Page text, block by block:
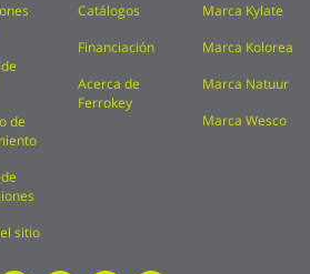
de
sitio
Catálogos
Financiación
Acerca de
Ferrokey
Marca Kylate
Marca Kolorea
Marca Natuur
Marca Wesco